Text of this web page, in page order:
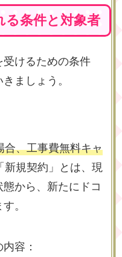
る条件と対象者
受けるための条件
ましょう。
合、工事費無料キャ
新規契約」とは、現
から、新たにドコ
。
容：